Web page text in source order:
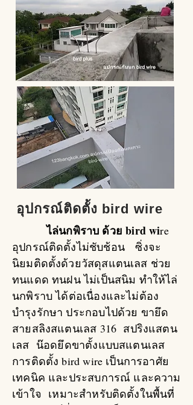
อุปกรณ์ติดตั้ง bird wire
ไล่นกพิราบ ด้วย bird wire
อุปกรณ์ติดตั้งไม่ชับช้อน ซิ่งจะ
นิยมติดตั้งด้วยวัสดุสแตนเลส ช่วย
ทนแดด ทนฝน ไม่เป็นสนิม ทำให้ไล่
นกพิราบ ได้ต่อเนื่องและไม่ต้อง
บำรุงรักษา ประกอบไปด้วย ขายึด
สายสลิงสแตนเลส 316 สปริงแสตน
เลส น๊อดยึดขาตั้งแบบสแตนเลส
การติดตั้ง bird wire เป็นการอาศัย
เทคนิค และประสบการณ์ และความ
เข้าใจ เหมาะสำหรับติดตั้งในพื้นที่